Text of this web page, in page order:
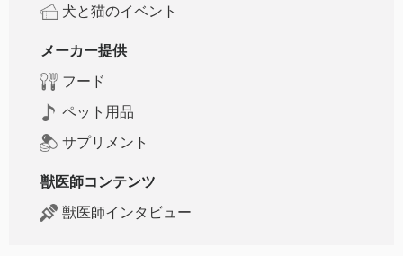
犬と猫のイベント
メーカー提供
フード
ペット用品
サプリメント
獣医師コンテンツ
獣医師インタビュー